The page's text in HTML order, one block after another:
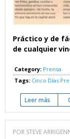
Práctico y de
de cualquier
Category: Prensa
Tags: Cinco Días
Leer más
POR STEVE